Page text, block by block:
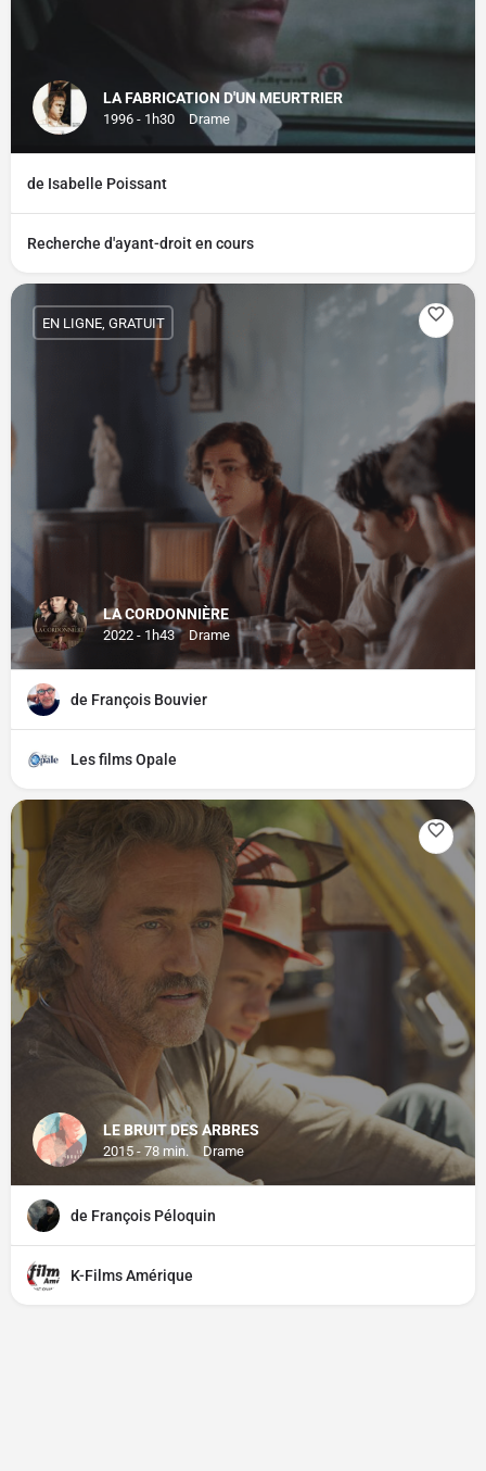
LA FABRICATION D'UN MEURTRIER
1996 - 1h30 Drame
de Isabelle Poissant
Recherche d'ayant-droit en cours
LA CORDONNIÈRE
2022 - 1h43 Drame
EN LIGNE, GRATUIT
de François Bouvier
Les films Opale
LE BRUIT DES ARBRES
2015 - 78 min. Drame
de François Péloquin
K-Films Amérique